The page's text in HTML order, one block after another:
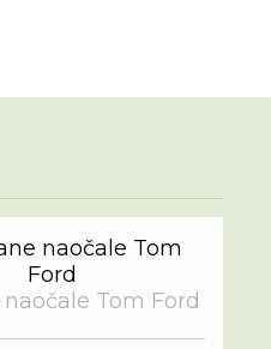
Tom Ford